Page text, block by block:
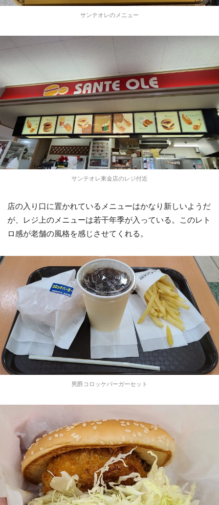
サンテオレのメニュー
サンテオレ東金店のレジ付近
店の入り口に置かれているメニューはかなり新しいようだ
が、レジ上のメニューは若干年季が入っている。このレト
ロ感が老舗の風格を感じさせてくれる。
男爵コロッケバーガーセット